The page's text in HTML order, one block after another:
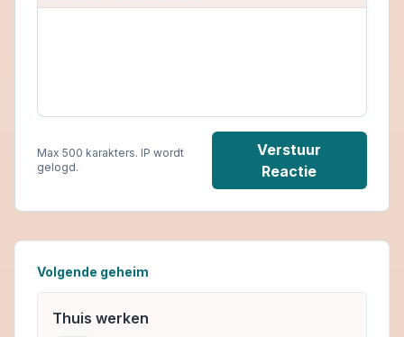
Max 500 karakters. IP wordt
gelogd.
Verstuur
Reactie
Volgende geheim
Thuis werken